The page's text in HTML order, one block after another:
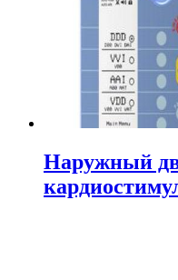
Наружный